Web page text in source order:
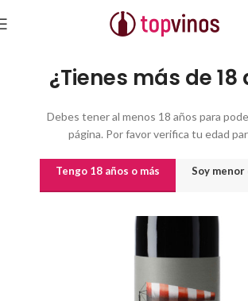
¿Tienes más de 18
Debes tener al menos 18 años para
página. Por favor verifica tu edad
Tengo 18 años o más Soy menor
Inicio Vinos por origen